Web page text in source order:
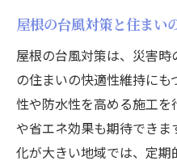
屋根の台風対策と住まい
屋根の台風対策は、災害
の住まいの快適性維持に
性や防水性を高める施工
や省エネ効果も期待でき
化が大きい地域では、定